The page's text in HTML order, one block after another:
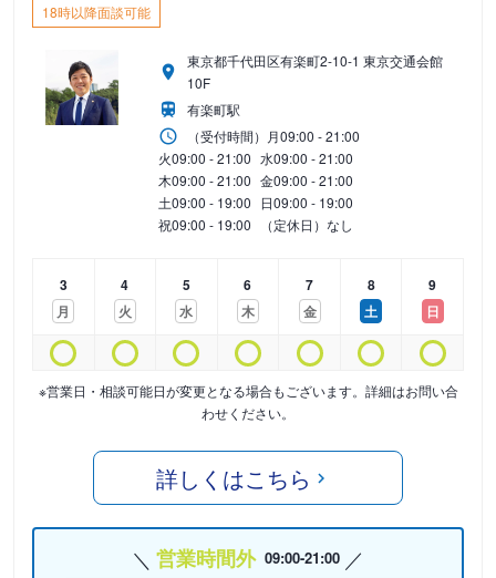
18時以降面談可能
東京都千代田区有楽町2-10-1 東京交通会館
10F
有楽町駅
（受付時間） 月09:00 - 21:00
火09:00 - 21:00 水09:00 - 21:00
木09:00 - 21:00 金09:00 - 21:00
土09:00 - 19:00 日09:00 - 19:00
祝09:00 - 19:00 （定休日）なし
3
月
4
火
5
水
6
木
7
金
8
土
9
日
※営業日・相談可能日が変更となる場合もございます。詳細はお問い合
わせください。
詳しくはこちら
営業時間外 09:00-21:00